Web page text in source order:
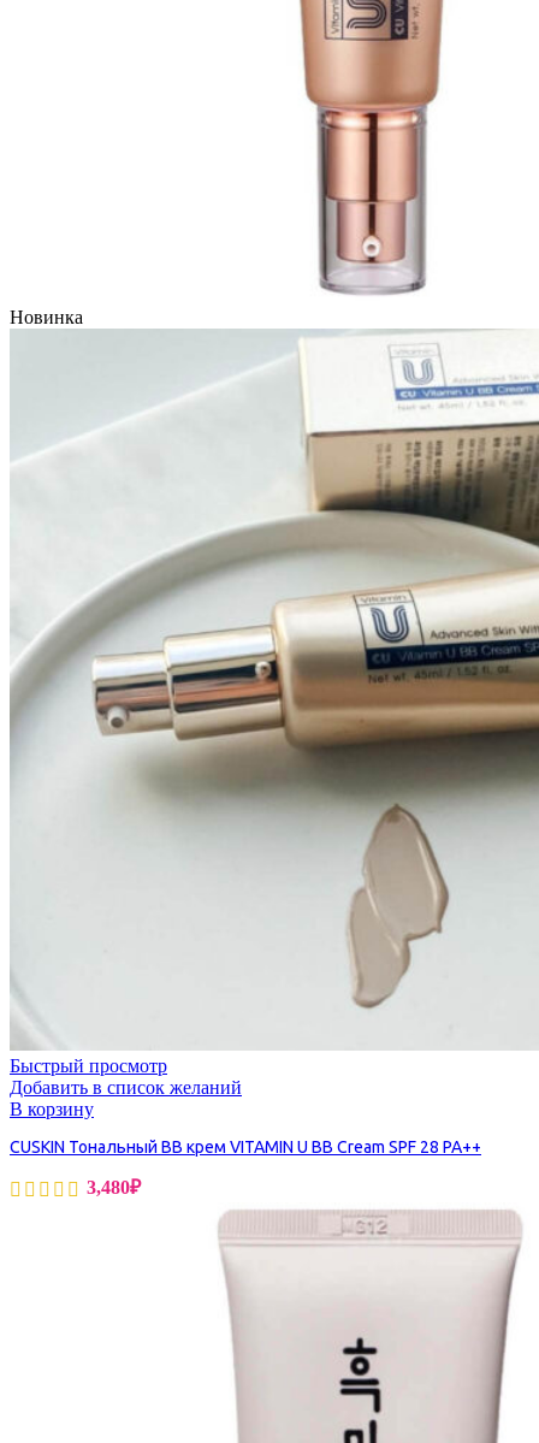
Новинка
Быстрый просмотр
Добавить в список желаний
В корзину
CUSKIN Тональный BB крем VITAMIN U BB Cream SPF 28 PA++
3,480₽